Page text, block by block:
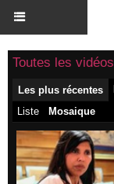
Toutes les vidéos
Les plus récentes
Liste
Mosaique